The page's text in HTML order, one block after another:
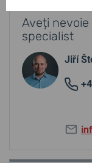
Aveți
specialist
Jiří